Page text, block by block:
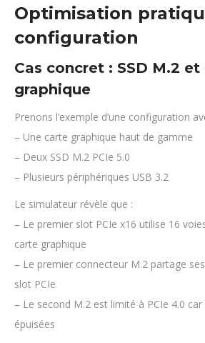
Optimisation
configuration
Cas concret : SSD M.2
graphique
Prenons l’exemple d’une configuration
– Une carte graphique haut de gamme
– Deux SSD M.2 PCIe 5.0
– Plusieurs périphériques USB 3.2
Le simulateur révèle que :
– Le premier slot PCIe x16 utilise 16
carte graphique
– Le premier connecteur M.2 partage
slot PCIe
– Le second M.2 est limité à PCIe 4.0
épuisées